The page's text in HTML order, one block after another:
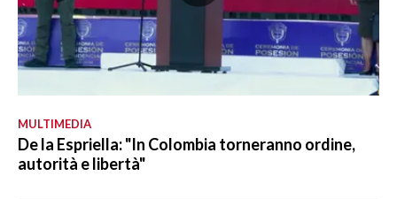
MULTIMEDIA
De la Espriella: "In Colombia torneranno ordine,
autorità e libertà"